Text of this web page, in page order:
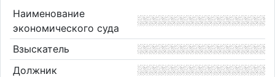
Наименование
экономического суда
Взыскатель
Должник